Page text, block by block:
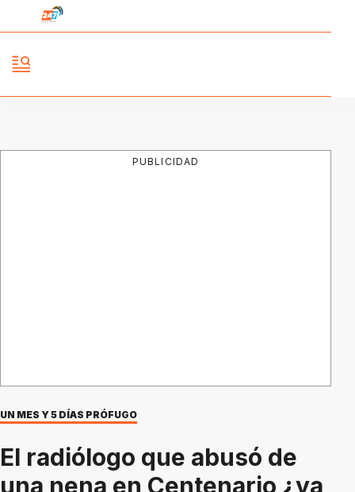
PUBLICIDAD
UN MES Y 5 DÍAS PRÓFUGO
El radiólogo que abusó de
una nena en Centenario ¿ya